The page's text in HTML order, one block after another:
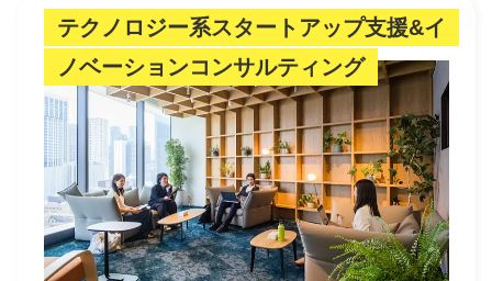
テクノロジー系スタートアップ支援&イ
ノベーションコンサルティング